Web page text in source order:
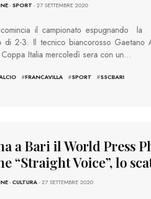
-SPORT - 27 SETTEMBRE 2020
il campionato espugnando la
di 2-3. Il tecnico biancorosso Gaetano
Coppa Italia mercoledì sera con un…
#FRANCAVILLA #SPORT #SSCBARI
a Bari il World Press
“Straight Voice”, lo
-CULTURA- 27 SETTEMBRE 2020